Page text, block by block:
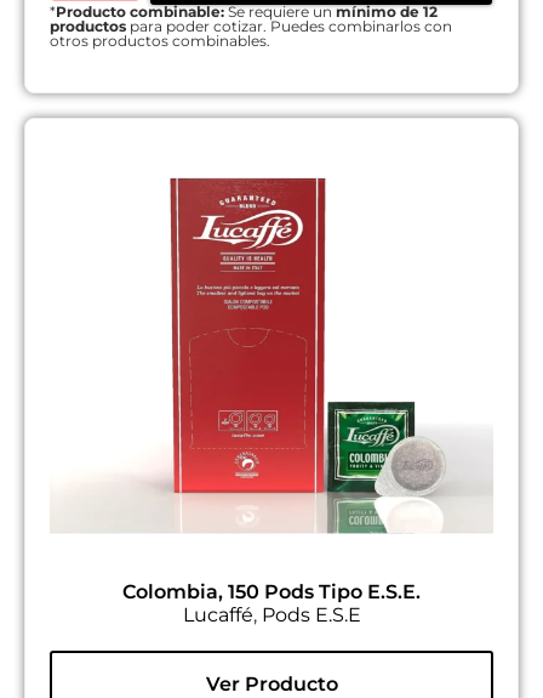
*Producto combinable:Se requiere unmínimo de 12
productos para poder cotizar. Puedes combinarlos con
otros productos combinables.
Colombia, 150 Pods Tipo E.S.E.
Lucaffé, Pods E.S.E
Ver Producto